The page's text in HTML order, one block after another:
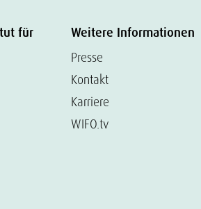
für
Weitere Informationen
Presse
Kontakt
Karriere
WIFO.tv